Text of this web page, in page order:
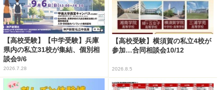
【高校受験】【中学受験】兵庫
県内の私立31校が集結、個別相
談会9/6
2026.7.28
【高校受験】横須賀の私立4校が
参加…合同相談会10/12
2026.8.5